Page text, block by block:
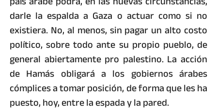
darle la espalda a Gaza o actuar como si no
existiera. No, al menos, sin pagar un alto costo
político, sobre todo ante su propio pueblo, de
general abiertamente pro palestino. La acción
de Hamás obligará a los gobiernos árabes
cómplices a tomar posición, de forma que les ha
puesto, hoy, entre la espada y la pared.